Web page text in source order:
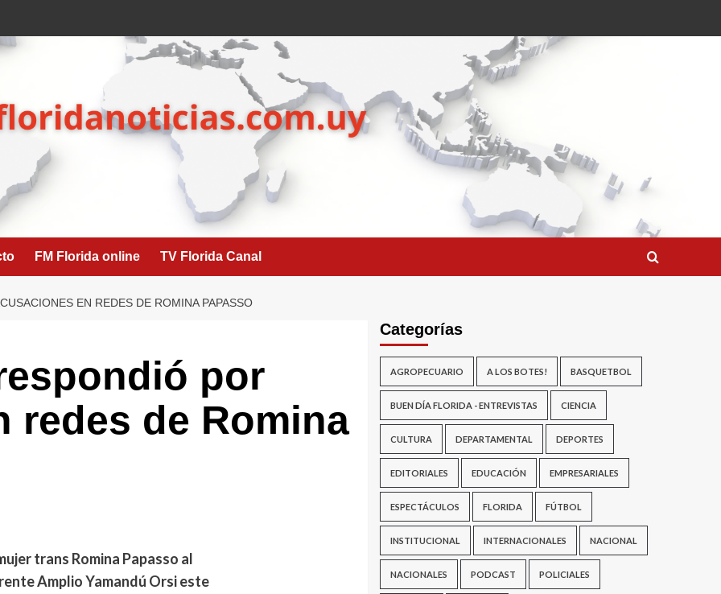
FM Florida online TV Florida Canal
EN REDES DE ROMINA PAPASSO
por
redes de Romina
trans Romina Papasso al
Amplio Yamandú Orsi este
Categorías
AGROPECUARIO A LOS BOTES! BASQUETBOL
BUEN DÍA FLORIDA - ENTREVISTAS CIENCIA
CULTURA DEPARTAMENTAL DEPORTES
EDITORIALES EDUCACIÓN EMPRESARIALES
ESPECTÁCULOS FLORIDA FÚTBOL
INSTITUCIONAL INTERNACIONALES NACIONAL
NACIONALES PODCAST POLICIALES